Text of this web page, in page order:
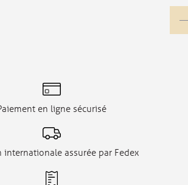
en ligne sécurisé
internationale assurée par Fedex